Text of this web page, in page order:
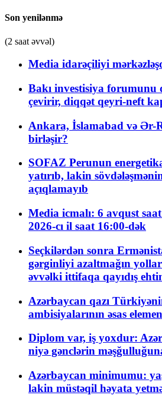
Son yenilənmə
(2 saat əvvəl)
Media idarəçiliyi
Bakı investisiya
çevirir, diqqət qeyri-neft
Ankara, İslamabad və Ər-
birləşir?
SOFAZ Perunun
yatırıb, lakin
açıqlamayıb
Media icmalı: 6 avqust
2026-cı il saat 16:00-dək
Seçkilərdən sonra
gərginliyi azaltmağın
əvvəlki ittifaqa qayıdış
Azərbaycan qazı
ambisiyalarının əsas
Diplom var, iş yoxdur:
niyə gənclərin
Azərbaycan minimumu:
lakin müstəqil həyata